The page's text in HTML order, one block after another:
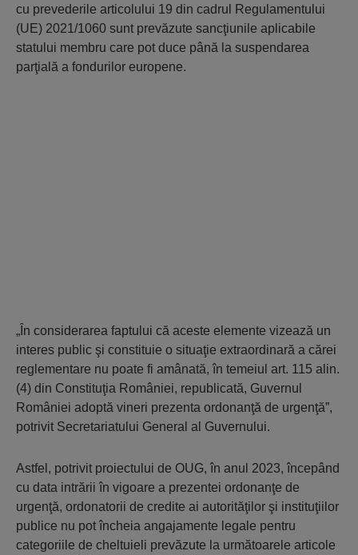
cu prevederile articolului 19 din cadrul Regulamentului
(UE) 2021/1060 sunt prevăzute sancţiunile aplicabile
statului membru care pot duce până la suspendarea
parţială a fondurilor europene.
„În considerarea faptului că aceste elemente vizează un
interes public şi constituie o situaţie extraordinară a cărei
reglementare nu poate fi amânată, în temeiul art. 115 alin.
(4) din Constituţia României, republicată, Guvernul
României adoptă vineri prezenta ordonanţă de urgenţă”,
potrivit Secretariatului General al Guvernului.
Astfel, potrivit proiectului de OUG, în anul 2023, începând
cu data intrării în vigoare a prezentei ordonanţe de
urgenţă, ordonatorii de credite ai autorităţilor şi instituţiilor
publice nu pot încheia angajamente legale pentru
categoriile de cheltuieli prevăzute la următoarele articole